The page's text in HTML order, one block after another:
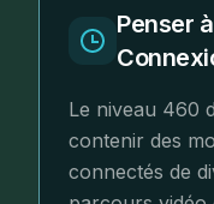
Penser
Le niveau 460
contenir des
connectés de